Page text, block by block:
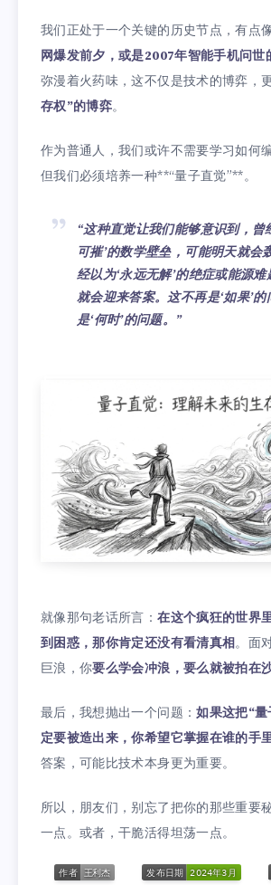
我们正处于一个关键的历史节点，有点
网爆发前夕，或是2007年智能手机问世
弥漫着火药味，这不仅是技术的博弈，
存权”的博弈。
作为普通人，我们或许不需要学习如何
但我们必须培养一种**“量子直觉”**。
“这种直觉让我们能够意识到，曾
可摧’的数学壁垒，可能明天就会
经以为‘永远无解’的绝症或能源
就会迎来答案。这不再是‘如果’
是‘何时’的问题。”
就像那句老话所言：在这个疯狂的世界
到困惑，那你肯定还没有看清真相。面
巨浪，你要么学会冲浪，要么就被拍在
最后，我想抛出一个问题：如果这把“
定要被造出来，你希望它掌握在谁的手
答案，可能比技术本身更为重要。
所以，朋友们，别忘了把你的那些重要
一点。或者，干脆活得坦荡一点。